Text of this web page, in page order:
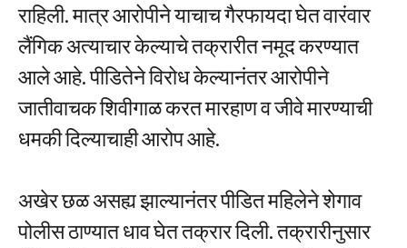
राहिली. मात्र आरोपीने याचाच गैरफायदा घेत वारंवार
लैंगिक अत्याचार केल्याचे तक्रारीत नमूद करण्यात
आले आहे. पीडितेने विरोध केल्यानंतर आरोपीने
जातीवाचक शिवीगाळ करत मारहाण व जीवे मारण्याची
धमकी दिल्याचाही आरोप आहे.
अखेर छळ असह्य झाल्यानंतर पीडित महिलेने शेगाव
पोलीस ठाण्यात धाव घेत तक्रार दिली. तक्रारीनुसार